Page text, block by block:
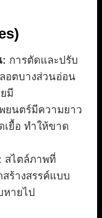
: การตัดและปรับ
อตบางส่วนอ่อน
มี
ยนตร์มีความยาว
เยื้อ ทำให้ขาด
สไตล์ภาพที่
ร้างสรรค์แบบ
ายไป